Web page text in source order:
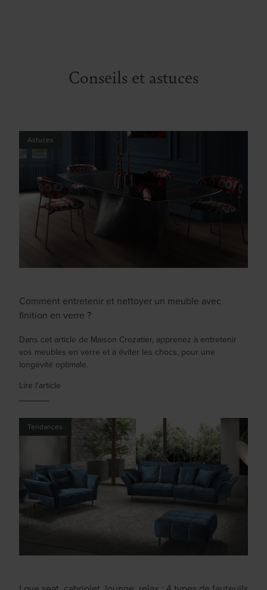
Conseils et astuces
Astuces
Comment entretenir et nettoyer un meuble avec
finition en verre ?
Dans cet article de Maison Crozatier, apprenez à entretenir
vos meubles en verre et à éviter les chocs, pour une
longévité optimale.
Lire l'article
Tendances